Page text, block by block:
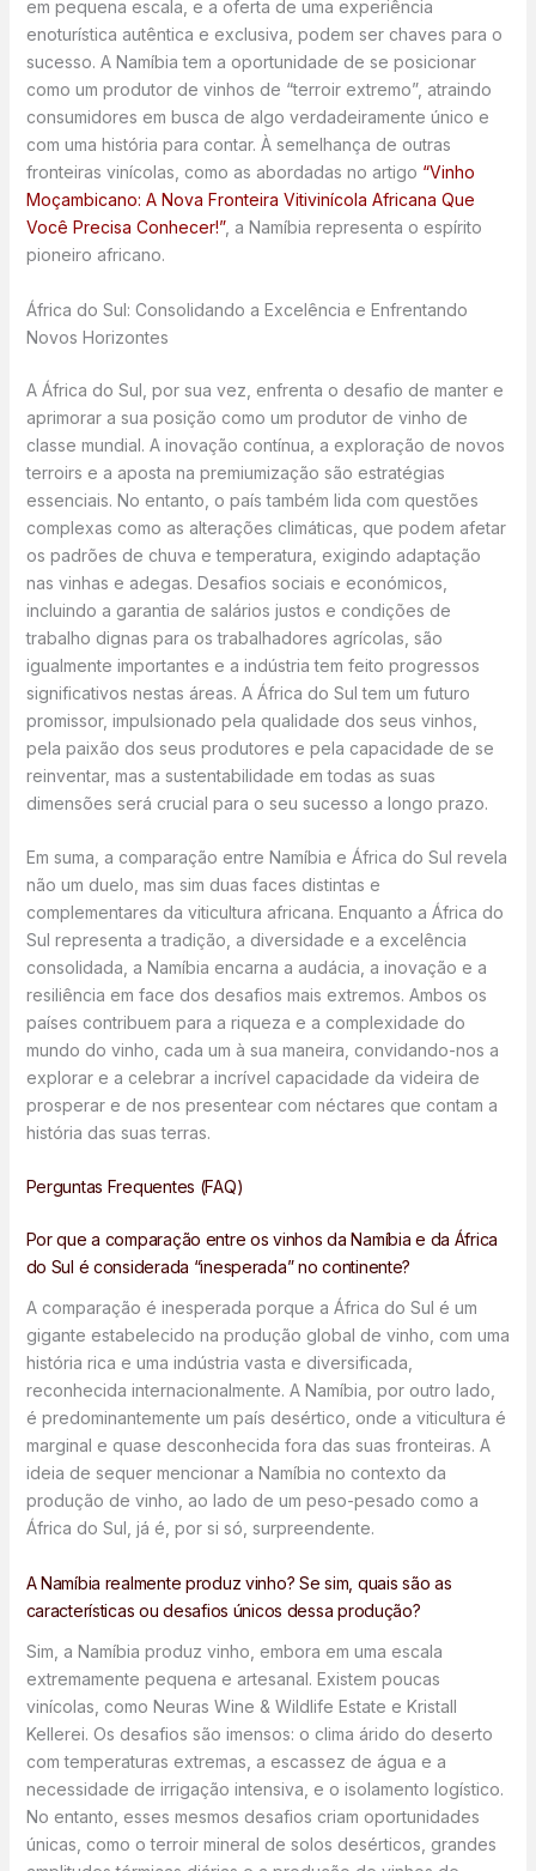
em pequena escala, e a oferta de uma experiência
enoturística autêntica e exclusiva, podem ser chaves para o
sucesso. A Namíbia tem a oportunidade de se posicionar
como um produtor de vinhos de “terroir extremo”, atraindo
consumidores em busca de algo verdadeiramente único e
com uma história para contar. À semelhança de outras
fronteiras vinícolas, como as abordadas no artigo “Vinho
Moçambicano: A Nova Fronteira Vitivinícola Africana Que
Você Precisa Conhecer!”, a Namíbia representa o espírito
pioneiro africano.
África do Sul: Consolidando a Excelência e Enfrentando
Novos Horizontes
A África do Sul, por sua vez, enfrenta o desafio de manter e
aprimorar a sua posição como um produtor de vinho de
classe mundial. A inovação contínua, a exploração de novos
terroirs e a aposta na premiumização são estratégias
essenciais. No entanto, o país também lida com questões
complexas como as alterações climáticas, que podem afetar
os padrões de chuva e temperatura, exigindo adaptação
nas vinhas e adegas. Desafios sociais e económicos,
incluindo a garantia de salários justos e condições de
trabalho dignas para os trabalhadores agrícolas, são
igualmente importantes e a indústria tem feito progressos
significativos nestas áreas. A África do Sul tem um futuro
promissor, impulsionado pela qualidade dos seus vinhos,
pela paixão dos seus produtores e pela capacidade de se
reinventar, mas a sustentabilidade em todas as suas
dimensões será crucial para o seu sucesso a longo prazo.
Em suma, a comparação entre Namíbia e África do Sul revela
não um duelo, mas sim duas faces distintas e
complementares da viticultura africana. Enquanto a África do
Sul representa a tradição, a diversidade e a excelência
consolidada, a Namíbia encarna a audácia, a inovação e a
resiliência em face dos desafios mais extremos. Ambos os
países contribuem para a riqueza e a complexidade do
mundo do vinho, cada um à sua maneira, convidando-nos a
explorar e a celebrar a incrível capacidade da videira de
prosperar e de nos presentear com néctares que contam a
história das suas terras.
Perguntas Frequentes (FAQ)
Por que a comparação entre os vinhos da Namíbia e da África
do Sul é considerada “inesperada” no continente?
A comparação é inesperada porque a África do Sul é um
gigante estabelecido na produção global de vinho, com uma
história rica e uma indústria vasta e diversificada,
reconhecida internacionalmente. A Namíbia, por outro lado,
é predominantemente um país desértico, onde a viticultura é
marginal e quase desconhecida fora das suas fronteiras. A
ideia de sequer mencionar a Namíbia no contexto da
produção de vinho, ao lado de um peso-pesado como a
África do Sul, já é, por si só, surpreendente.
A Namíbia realmente produz vinho? Se sim, quais são as
características ou desafios únicos dessa produção?
Sim, a Namíbia produz vinho, embora em uma escala
extremamente pequena e artesanal. Existem poucas
vinícolas, como Neuras Wine & Wildlife Estate e Kristall
Kellerei. Os desafios são imensos: o clima árido do deserto
com temperaturas extremas, a escassez de água e a
necessidade de irrigação intensiva, e o isolamento logístico.
No entanto, esses mesmos desafios criam oportunidades
únicas, como o terroir mineral de solos desérticos, grandes